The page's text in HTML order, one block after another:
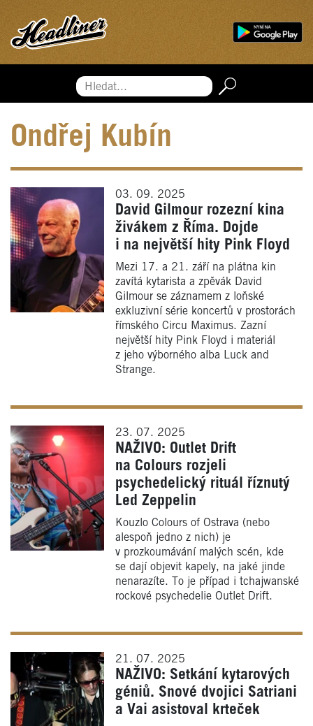
Hledat...
Ondřej Kubín
03. 09. 2025
David Gilmour rozezní kina
živákem z Říma. Dojde
i na největší hity Pink Floyd
Mezi 17. a 21. září na plátna kin
zavítá kytarista a zpěvák David
Gilmour se záznamem z loňské
exkluzivní série koncertů v prostorách
římského Circu Maximus. Zazní
největší hity Pink Floyd i materiál
z jeho výborného alba Luck and
Strange.
23. 07. 2025
NAŽIVO: Outlet Drift
na Colours rozjeli
psychedelický rituál říznutý
Led Zeppelin
Kouzlo Colours of Ostrava (nebo
alespoň jedno z nich) je
v prozkoumávání malých scén, kde
se dají objevit kapely, na jaké jinde
nenarazíte. To je případ i tchajwanské
rockové psychedelie Outlet Drift.
21. 07. 2025
NAŽIVO: Setkání kytarových
géniů. Snové dvojici Satriani
a Vai asistoval krteček